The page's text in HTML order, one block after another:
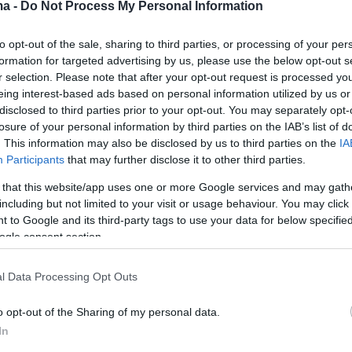
- Do Not Process My Personal Information
opt-out of the sale, sharing to third parties, or processing of your
for targeted advertising by us, please use the below opt-out
selection. Please note that after your opt-out request is processed
interest-based ads based on personal information utilized by us
to third parties prior to your opt-out. You may separately
of your personal information by third parties on the IAB’s list of
This information may also be disclosed by us to third parties on the
Participants that may further disclose it to other third parties.
that this website/app uses one or more Google services and may
but not limited to your visit or usage behaviour. You may
to Google and its third-party tags to use your data for below
consent section.
Data Processing Opt Outs
opt-out of the Sharing of my personal data.
φωτογραφία της Κέιτ
και του Πρίγκιπα Ουίλιαμ
Ημέρα του Αγίου Βαλεντίνου
που έκανε το ζευγάρι στα μέσα κοινωνικής
8
μοιράστηκε μια
από τα παλιά με τον
Γουίλις - Η αγάπη είναι ένα
που έκανε η σύζυγος του ηθοποιού για την
Βαλεντίνου
6